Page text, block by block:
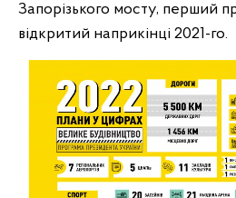
Запорізького мосту, перший
відкритий наприкінці 2021-го.